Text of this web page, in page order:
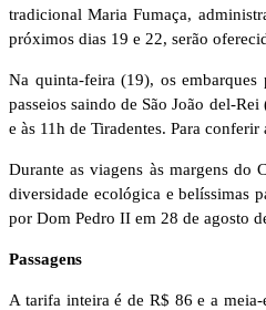
tradicional Maria Fumaça,
próximos dias 19 e 22, serão
Na quinta-feira (19), os embarques
passeios saindo de São João del-
e às 11h de Tiradentes. Para
Durante as viagens às margens do
diversidade ecológica e belíssimas
por Dom Pedro II em 28 de agosto
Passagens
A tarifa inteira é de R$ 86 e a meia-